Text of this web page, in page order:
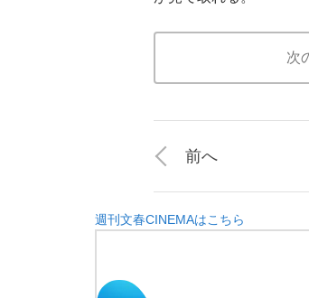
次
前へ
週刊文春CINEMAはこちら